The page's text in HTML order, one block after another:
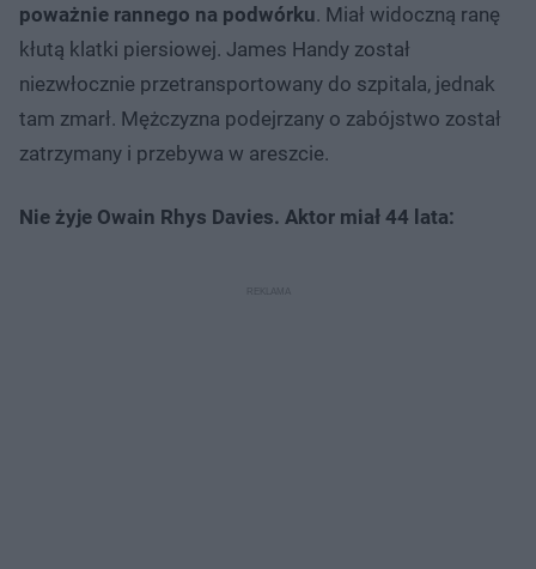
poważnie rannego na podwórku. Miał widoczną ranę
kłutą klatki piersiowej. James Handy został
niezwłocznie przetransportowany do szpitala, jednak
tam zmarł. Mężczyzna podejrzany o zabójstwo został
zatrzymany i przebywa w areszcie.
Nie żyje Owain Rhys Davies. Aktor miał 44 lata: